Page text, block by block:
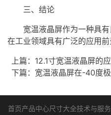
三、结论
宽温液晶屏作为一种具有
在工业领域具有广泛的应用前
上篇： 12.1寸宽温液晶屏的
下篇： 宽温液晶屏在-40度
首页产品中心尺寸大全技术与服务